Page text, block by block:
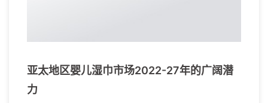
亚太地区婴儿湿巾市场2022-27年的广阔潜
力